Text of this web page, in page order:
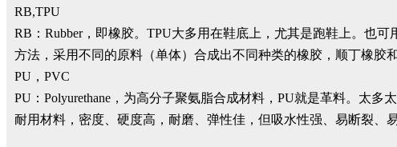
RB,TPU
RB：Rubber，即橡胶。TPU大多用在鞋底上，尤其是跑鞋上。也
方法，采用不同的原料（单体）合成出不同种类的橡胶，顺丁橡胶
PU，PVC
PU：Polyurethane，为高分子聚氨脂合成材料，PU就是革料。太
耐用材料，密度、硬度高，耐磨、弹性佳，但吸水性强、易断裂、